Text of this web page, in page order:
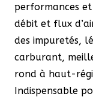
performances
débit et flux
des impuretés,
carburant,
rond à haut-
Indispensable